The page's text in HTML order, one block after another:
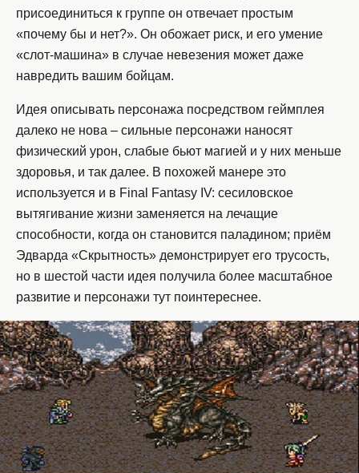
присоединиться к группе он отвечает простым
«почему бы и нет?». Он обожает риск, и его умение
«слот-машина» в случае невезения может даже
навредить вашим бойцам.
Идея описывать персонажа посредством геймплея
далеко не нова – сильные персонажи наносят
физический урон, слабые бьют магией и у них меньше
здоровья, и так далее. В похожей манере это
используется и в Final Fantasy IV: сесиловское
вытягивание жизни заменяется на лечащие
способности, когда он становится паладином; приём
Эдварда «Скрытность» демонстрирует его трусость,
но в шестой части идея получила более масштабное
развитие и персонажи тут поинтереснее.